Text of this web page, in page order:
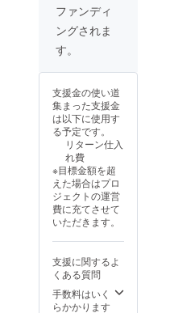
ファンディ
ングされま
す。
支援金の使い道
集まった支援金
は以下に使用す
る予定です。
リターン仕入
れ費
※目標金額を超
えた場合はプロ
ジェクトの運営
費に充てさせて
いただきます。
支援に関するよ
くある質問
手数料はいく
らかかります